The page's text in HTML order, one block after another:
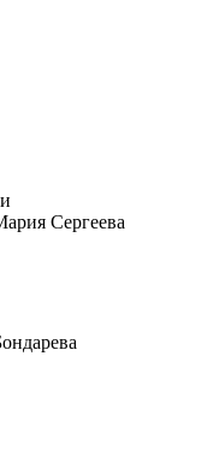
Сергеева